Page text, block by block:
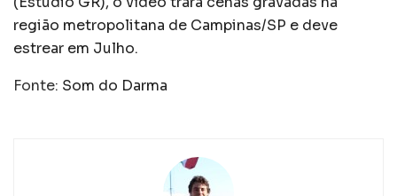
região metropolitana de Campinas/SP e deve
estrear em Julho.
Fonte: Som do Darma